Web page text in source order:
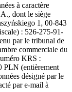
à caractère
dont le siège
1, 00-843
: 526-275-91-
par le tribunal de
commerciale du
KRS :
PLN (entièrement
désigné par le
par e-mail à